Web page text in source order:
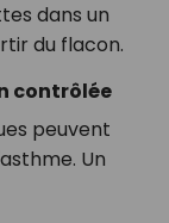
dans un
du flacon.
contrôlée
peuvent
Un